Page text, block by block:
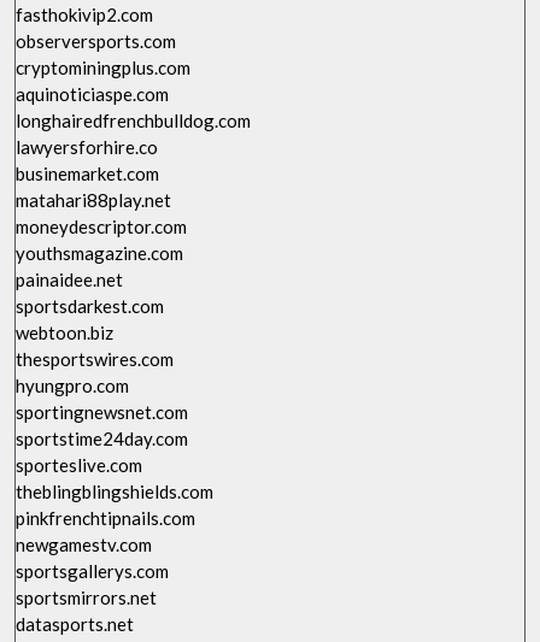
fasthokivip2.com
observersports.com
cryptominingplus.com
aquinoticiaspe.com
longhairedfrenchbulldog.com
lawyersforhire.co
businemarket.com
matahari88play.net
moneydescriptor.com
youthsmagazine.com
painaidee.net
sportsdarkest.com
webtoon.biz
thesportswires.com
hyungpro.com
sportingnewsnet.com
sportstime24day.com
sporteslive.com
theblingblingshields.com
pinkfrenchtipnails.com
newgamestv.com
sportsgallerys.com
sportsmirrors.net
datasports.net